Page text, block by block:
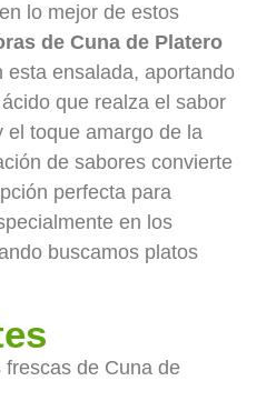
lo mejor de estos
de Cuna de Platero
esta ensalada, aportando
que realza el sabor
el toque amargo de la
de sabores convierte
perfecta para
en los
buscamos platos
frescas de Cuna de